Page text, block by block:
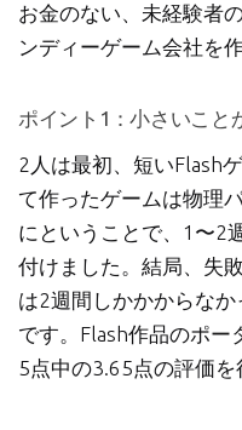
お金のない、未経験者
ンディーゲーム会社を
ポイント1：小さいこと
2人は最初、短いFlash
て作ったゲームは物理
にということで、1〜2
付けました。結局、失
は2週間しかかからな
です。Flash作品のポー
5点中の3.65点の評価を